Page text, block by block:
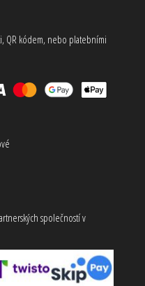
QR kódem, nebo platebními
společností v